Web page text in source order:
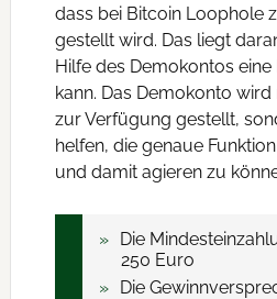
dass bei Bitcoin Loophole
gestellt wird. Das liegt
Hilfe des Demokontos
kann. Das Demokonto
zur Verfügung gestellt,
helfen, die genaue
und damit agieren zu
Die
250 Euro
Die